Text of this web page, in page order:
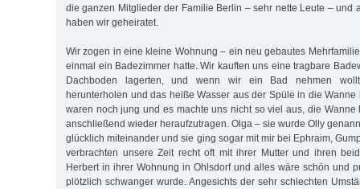
die ganzen Mitglieder der Familie Berlin – sehr nette Leute – und
haben wir geheiratet.
Wir zogen in eine kleine Wohnung – ein neu gebautes
einmal ein Badezimmer hatte. Wir kauften uns eine tragbare
Dachboden lagerten, und wenn wir ein Bad nehmen
herunterholen und das heiße Wasser aus der Spüle in die Wanne
waren noch jung und es machte uns nicht so viel aus, die Wanne
anschließend wieder heraufzutragen. Olga – sie wurde Olly
glücklich miteinander und sie ging sogar mit mir bei Ephraim,
verbrachten unsere Zeit recht oft mit ihrer Mutter und ihren
Herbert in ihrer Wohnung in Ohlsdorf und alles wäre schön und
plötzlich schwanger wurde. Angesichts der sehr schlechten